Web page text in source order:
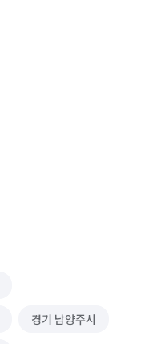
경기 남양주시